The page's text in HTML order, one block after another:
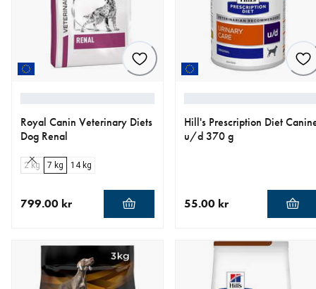
Royal Canin Veterinary Diets
Dog Renal
2 kg 7 kg 14 kg
799.00 kr
Hill's Prescription Diet
u/d 370 g
55.00 kr